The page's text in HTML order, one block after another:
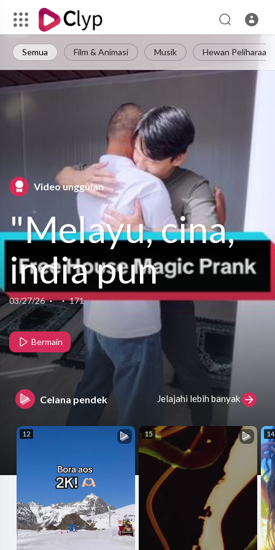
Semua Film & Animasi Musik Hewan Peliharaan
Video unggulan
"Melayu, cina,
india pun
sama je" ❤️
@Kinosaki
Homes
Selamat Hari
Raya Aidilfitri
🌙 Maaf Zah
03/27/26 · · 171
Bermain
Celana pendek Jelajahi lebih banyak
12 15 14